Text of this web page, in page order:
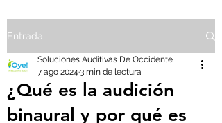
Entrada
¿Qué es la audición
binaural y por qué es
Soluciones Auditivas De Occidente
7 ago 2024 3 min de lectura